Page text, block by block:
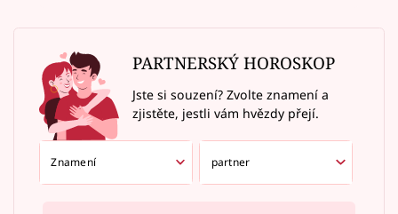
PARTNERSKÝ HOROSKOP
Jste si souzení? Zvolte znamení a
zjistěte, jestli vám hvězdy přejí.